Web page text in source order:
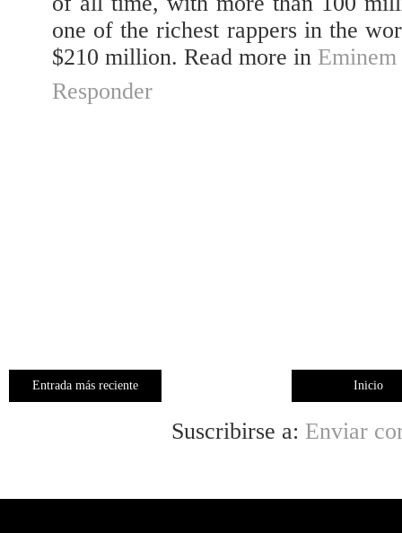
one of the richest rappers in the
$210 million. Read more in
Responder
Entrada más reciente Inicio
Suscribirse a: Enviar